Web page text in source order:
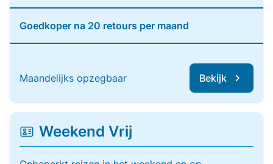
Goedkoper na 20 retours per maand
Maandelijks opzegbaar Bekijk
Weekend Vrij